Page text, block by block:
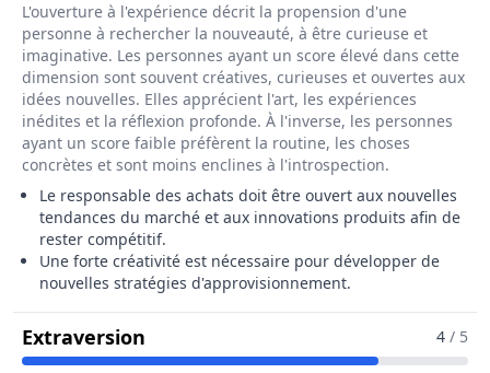
L'ouverture à l'expérience décrit la propension d'une
personne à rechercher la nouveauté, à être curieuse et
imaginative. Les personnes ayant un score élevé dans cette
dimension sont souvent créatives, curieuses et ouvertes aux
idées nouvelles. Elles apprécient l'art, les expériences
inédites et la réflexion profonde. À l'inverse, les personnes
ayant un score faible préfèrent la routine, les choses
concrètes et sont moins enclines à l'introspection.
Le responsable des achats doit être ouvert aux nouvelles
tendances du marché et aux innovations produits afin de
rester compétitif.
Une forte créativité est nécessaire pour développer de
nouvelles stratégies d'approvisionnement.
Extraversion Pour Le Métier De Responsable
4 / 5